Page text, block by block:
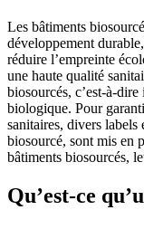
Les bâtiments
développement
réduire l’empreinte
une haute qualité
biosourcés, c’est-à-
biologique. Pour
sanitaires, divers
biosourcé, sont mis en
bâtiments biosourcés,
Qu’est-ce